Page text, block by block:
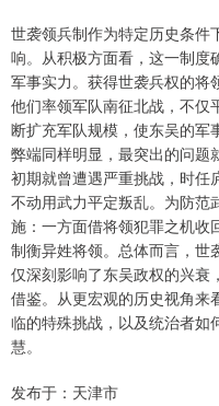
世袭领兵制作为特定历史条件
响。从积极方面看，这一制度
军事实力。获得世袭兵权的将
他们率领军队南征北战，不仅
断扩充军队规模，使东吴的军
弊端同样明显，最突出的问题
初期就曾遭遇严重挑战，时任
不动用武力平定叛乱。为防范
施：一方面借将领犯罪之机收
制衡异姓将领。总体而言，世
仅深刻影响了东吴政权的兴衰
借鉴。从更宏观的历史视角来
临的特殊挑战，以及统治者如
慧。
发布于：天津市